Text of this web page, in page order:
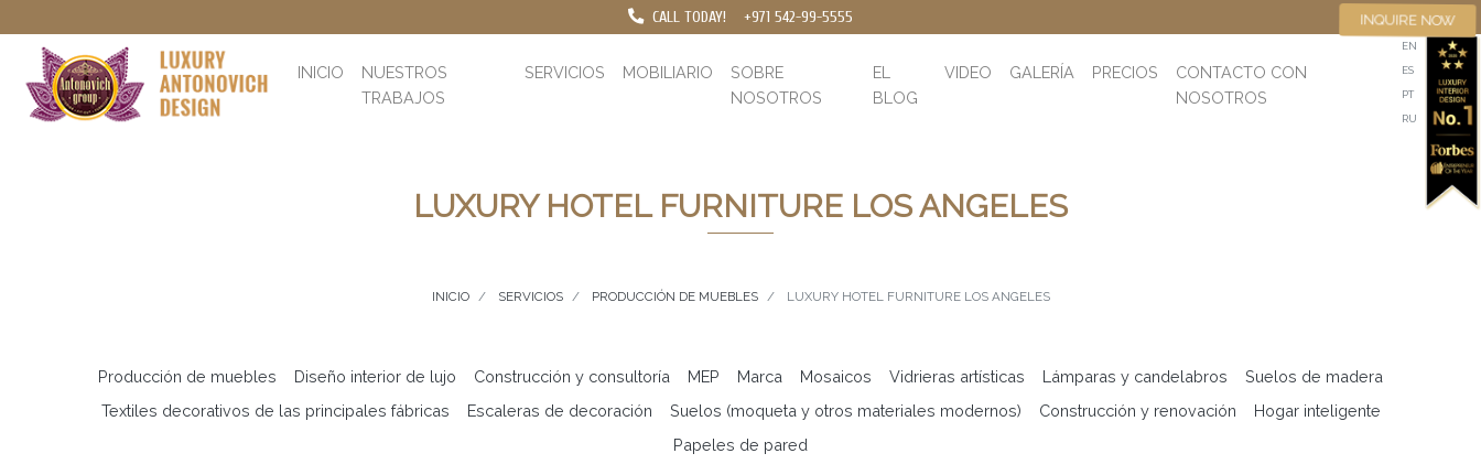
CALL TODAY! +971 542-99-5555
INICIO
NUESTROS
TRABAJOS
SERVICIOS MOBILIARIO
SOBRE
NOSOTROS
EL
BLOG
VIDEO GALERÍA PRECIOS
CONTACTO CON
NOSOTROS
EN
ES
PT
RU
INQUIRE NOW
LUXURY HOTEL FURNITURE LOS ANGELES
INICIO SERVICIOS PRODUCCIÓN DE MUEBLES LUXURY HOTEL FURNITURE LOS ANGELES
Producción de muebles Diseño interior de lujo Construcción y consultoría MEP Marca Mosaicos Vidrieras artísticas Lámparas y candelabros
Suelos de madera
Textiles decorativos de las principales fábricas
Escaleras de decoración Suelos (moqueta y otros materiales modernos) Construcción y renovación
Hogar inteligente
Papeles de pared